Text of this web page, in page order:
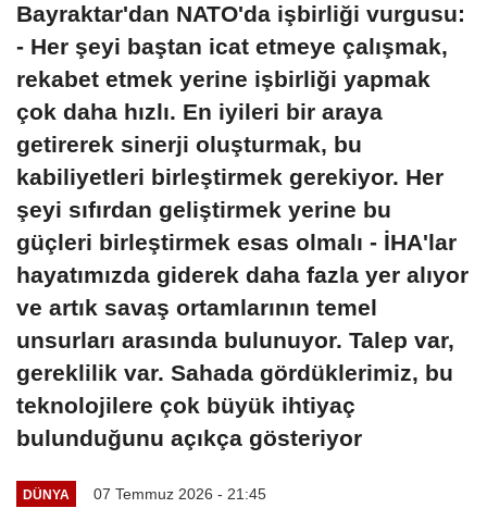
Bayraktar'dan NATO'da işbirliği vurgusu:
- Her şeyi baştan icat etmeye çalışmak,
rekabet etmek yerine işbirliği yapmak
çok daha hızlı. En iyileri bir araya
getirerek sinerji oluşturmak, bu
kabiliyetleri birleştirmek gerekiyor. Her
şeyi sıfırdan geliştirmek yerine bu
güçleri birleştirmek esas olmalı - İHA'lar
hayatımızda giderek daha fazla yer alıyor
ve artık savaş ortamlarının temel
unsurları arasında bulunuyor. Talep var,
gereklilik var. Sahada gördüklerimiz, bu
teknolojilere çok büyük ihtiyaç
bulunduğunu açıkça gösteriyor
DÜNYA 07 Temmuz 2026 - 21:45